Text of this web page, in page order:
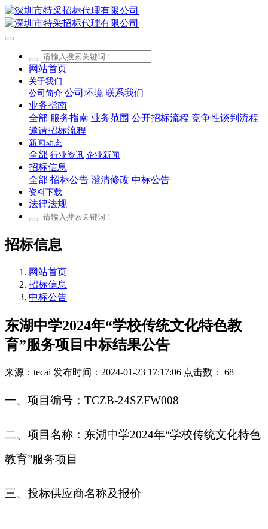
网站首页
关于我们
公司简介 公司环境 联系我们
业务指南
全部 服务指南 业务范围 公开招标流程 竞争性谈判流程
邀请招标流程
新闻动态
全部 行业资讯 企业新闻
招标信息
全部 招标公告 澄清修改 中标公告
资料下载
法律法规
招标信息
网站首页
招标信息
中标公告
东湖中学2024年“学校传统文化特色教
育”服务项目中标结果公告
来源：tecai 发布时间：2024-01-23 17:17:06 点击数： 68
一、 项目编号： TCZB-24SZFW008
二、 项目名称：东湖中学2024年“学校传统文化特色
教育”服务项目
三、投标供应商名称及报价